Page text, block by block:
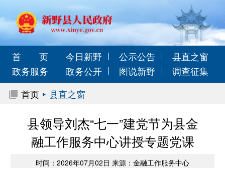
首 页 今日新野 公示公告
县直之窗
政务服务
政务公开 图说新野
调查征集
首页
县直之窗
县领导刘杰“七一”建党节为县金
融工作服务中心讲授专题党课
时间：2026年07月02日 来源：金融工作服务中心